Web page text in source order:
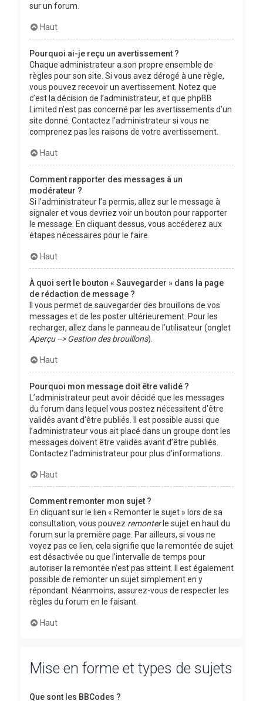
sur un forum.
Haut
Pourquoi ai-je reçu un avertissement ?
Chaque administrateur a son propre ensemble de
règles pour son site. Si vous avez dérogé à une règle,
vous pouvez recevoir un avertissement. Notez que
c’est la décision de l’administrateur, et que phpBB
Limited n’est pas concerné par les avertissements d’un
site donné. Contactez l’administrateur si vous ne
comprenez pas les raisons de votre avertissement.
Haut
Comment rapporter des messages à un
modérateur ?
Si l’administrateur l’a permis, allez sur le message à
signaler et vous devriez voir un bouton pour rapporter
le message. En cliquant dessus, vous accéderez aux
étapes nécessaires pour le faire.
Haut
À quoi sert le bouton « Sauvegarder » dans la page
de rédaction de message ?
Il vous permet de sauvegarder des brouillons de vos
messages et de les poster ultérieurement. Pour les
recharger, allez dans le panneau de l’utilisateur (onglet
Aperçu --> Gestion des brouillons).
Haut
Pourquoi mon message doit être validé ?
L’administrateur peut avoir décidé que les messages
du forum dans lequel vous postez nécessitent d’être
validés avant d’être publiés. Il est possible aussi que
l’administrateur vous ait placé dans un groupe dont les
messages doivent être validés avant d’être publiés.
Contactez l’administrateur pour plus d’informations.
Haut
Comment remonter mon sujet ?
En cliquant sur le lien « Remonter le sujet » lors de sa
consultation, vous pouvez remonterle sujet en haut du
forum sur la première page. Par ailleurs, si vous ne
voyez pas ce lien, cela signifie que la remontée de sujet
est désactivée ou que l’intervalle de temps pour
autoriser la remontée n’est pas atteint. Il est également
possible de remonter un sujet simplement en y
répondant. Néanmoins, assurez-vous de respecter les
règles du forum en le faisant.
Haut
Mise en forme et types de sujets
Que sont les BBCodes ?